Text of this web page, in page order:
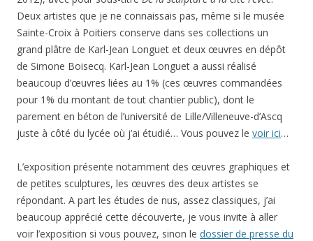
Deux artistes que je ne connaissais pas, même si le musée
Sainte-Croix à Poitiers conserve dans ses collections un
grand plâtre de Karl-Jean Longuet et deux œuvres en dépôt
de Simone Boisecq. Karl-Jean Longuet a aussi réalisé
beaucoup d’œuvres liées au 1% (ces œuvres commandées
pour 1% du montant de tout chantier public), dont le
parement en béton de l’université de Lille/Villeneuve-d’Ascq
juste à côté du lycée où j’ai étudié… Vous pouvez le voir ici…
L’exposition présente notamment des œuvres graphiques et
de petites sculptures, les œuvres des deux artistes se
répondant. A part les études de nus, assez classiques, j’ai
beaucoup apprécié cette découverte, je vous invite à aller
voir l’exposition si vous pouvez, sinon le dossier de presse du